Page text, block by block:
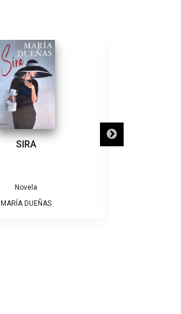
SIRA
Novela
MARÍA DUEÑAS